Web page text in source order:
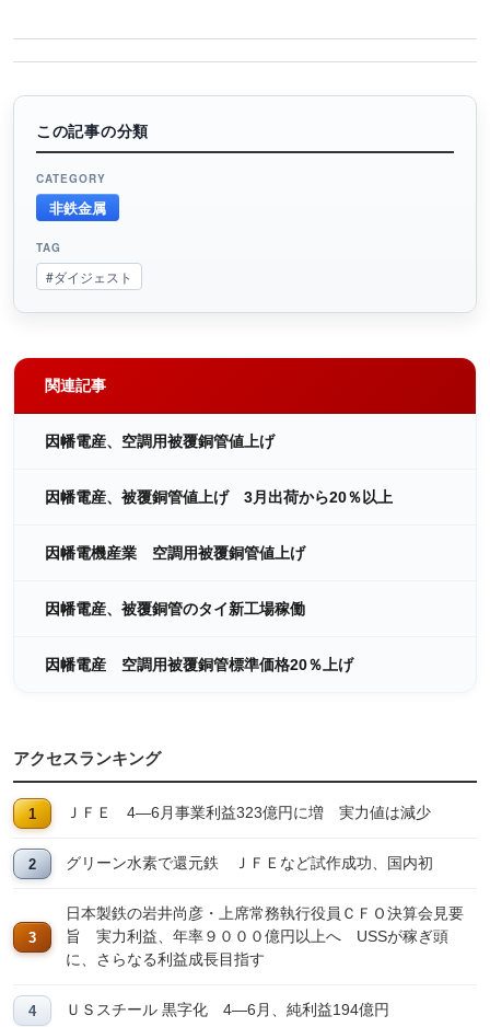
この記事の分類
CATEGORY
非鉄金属
TAG
#ダイジェスト
関連記事
因幡電産、空調用被覆銅管値上げ
因幡電産、被覆銅管値上げ 3月出荷から20％以上
因幡電機産業 空調用被覆銅管値上げ
因幡電産、被覆銅管のタイ新工場稼働
因幡電産 空調用被覆銅管標準価格20％上げ
アクセスランキング
ＪＦＥ 4―6月事業利益323億円に増 実力値は減少
グリーン水素で還元鉄 ＪＦＥなど試作成功、国内初
日本製鉄の岩井尚彦・上席常務執行役員ＣＦＯ決算会見要
旨 実力利益、年率９０００億円以上へ USSが稼ぎ頭
に、さらなる利益成長目指す
ＵＳスチール 黒字化 4―6月、純利益194億円